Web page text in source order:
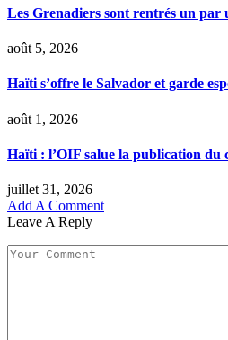
Les Grenadiers sont rentrés un par
août 5, 2026
Haïti s’offre le Salvador et garde
août 1, 2026
Haïti : l’OIF salue la publication du
juillet 31, 2026
Add A Comment
Leave A Reply